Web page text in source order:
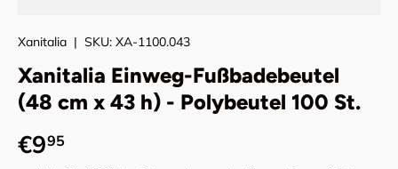
Xanitalia | SKU: XA-1100.043
Xanitalia Einweg-Fußbadebeutel
(48 cm x 43 h) - Polybeutel 100 St.
Normaler Preis
€995